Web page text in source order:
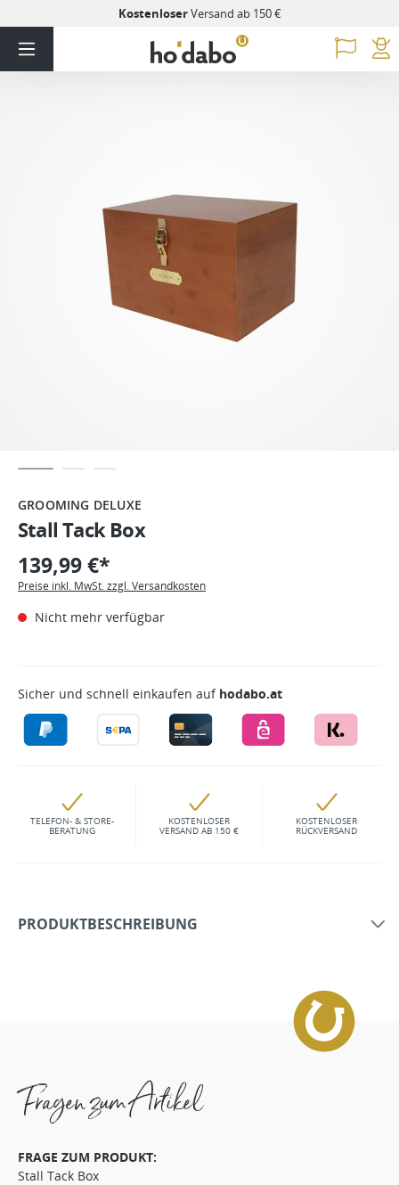
KostenloserVersand ab 150 €
GROOMING DELUXE
Stall Tack Box
139,99 €*
Preise inkl. MwSt. zzgl. Versandkosten
Nicht mehr verfügbar
Sicher und schnell einkaufen auf hodabo.at
TELEFON- & STORE-
BERATUNG
KOSTENLOSER
VERSAND AB 150 €
KOSTENLOSER
RÜCKVERSAND
PRODUKTBESCHREIBUNG
Fragen zum Artikel
FRAGE ZUM PRODUKT:
Stall Tack Box